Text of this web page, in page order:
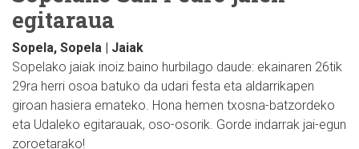
egitaraua
Sopela, Sopela | Jaiak
Sopelako jaiak inoiz baino hurbilago daude: ekainaren 26tik
29ra herri osoa batuko da udari festa eta aldarrikapen
giroan hasiera emateko. Hona hemen txosna-batzordeko
eta Udaleko egitarauak, oso-osorik. Gorde indarrak jai-egun
zoroetarako!